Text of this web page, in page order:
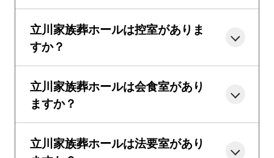
立川家族葬ホールは控室がありま
すか？
立川家族葬ホールは会食室があり
ますか？
立川家族葬ホールは法要室があり